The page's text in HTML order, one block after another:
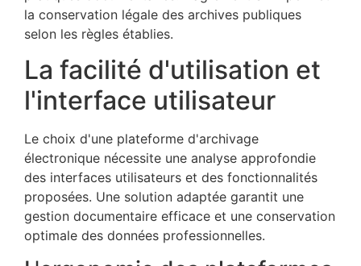
la conservation légale des archives publiques
selon les règles établies.
La facilité d'utilisation et
l'interface utilisateur
Le choix d'une plateforme d'archivage
électronique nécessite une analyse approfondie
des interfaces utilisateurs et des fonctionnalités
proposées. Une solution adaptée garantit une
gestion documentaire efficace et une conservation
optimale des données professionnelles.